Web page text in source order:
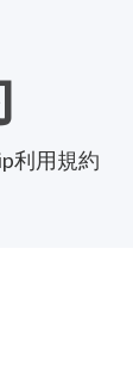
利用規約